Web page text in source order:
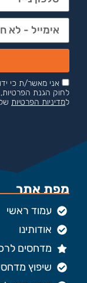
אני מאשר/ת כי
למדיניות הפרטיות
מפת אתר
עמוד ראשי
אודותינו
מדחסים
שיפוץ